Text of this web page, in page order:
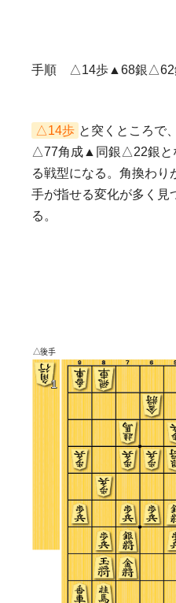
手順 △14歩▲68銀△62
△14歩 と突くところで
△77角成▲同銀△22銀と
る戦型になる。角換わり
手が指せる変化が多く見
る。